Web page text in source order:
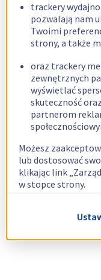
trackery
pozwalają nam
Twoimi
strony, a także
oraz trackery
zewnętrznych
wyświetlać
skuteczność
partnerom
Możesz
lub dostosować
klikając link
w stopce strony.
Więcej informacji
dotyczącej